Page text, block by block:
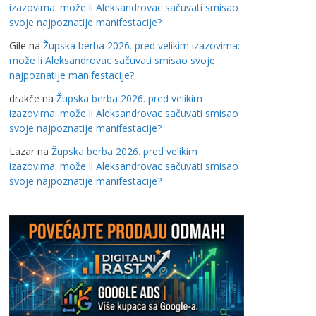
izazovima: može li Aleksandrovac sačuvati smisao
svoje najpoznatije manifestacije?
Gile na Župska berba 2026. pred velikim izazovima:
može li Aleksandrovac sačuvati smisao svoje
najpoznatije manifestacije?
drakče na Župska berba 2026. pred velikim
izazovima: može li Aleksandrovac sačuvati smisao
svoje najpoznatije manifestacije?
Lazar na Župska berba 2026. pred velikim
izazovima: može li Aleksandrovac sačuvati smisao
svoje najpoznatije manifestacije?